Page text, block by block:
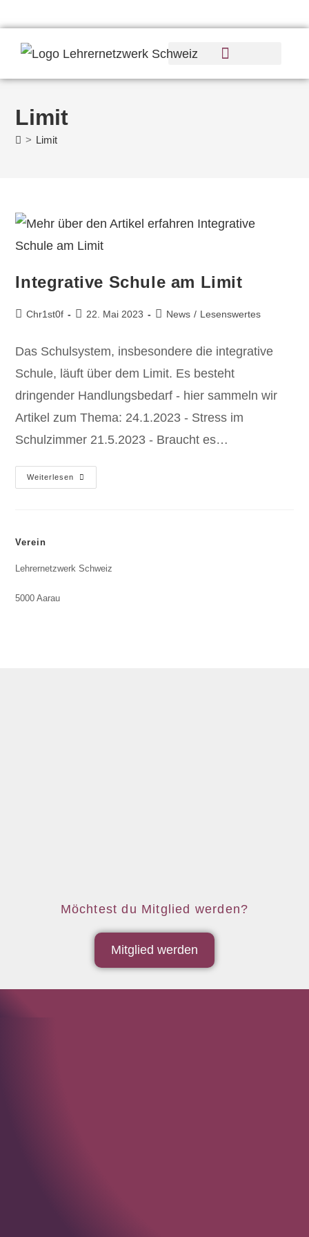
Limit
> Limit
Integrative Schule am Limit
Chr1st0f 22. Mai 2023 News / Lesenswertes
Das Schulsystem, insbesondere die integrative
Schule, läuft über dem Limit. Es besteht
dringender Handlungsbedarf - hier sammeln wir
Artikel zum Thema: 24.1.2023 - Stress im
Schulzimmer 21.5.2023 - Braucht es…
Weiterlesen
Verein
Lehrernetzwerk Schweiz
5000 Aarau
Möchtest du Mitglied werden?
Mitglied werden